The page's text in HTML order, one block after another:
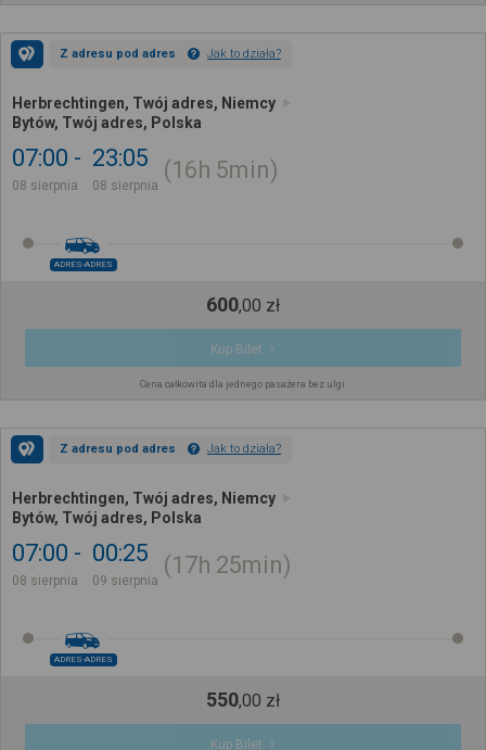
Z adresu pod adres Jak to działa?
Herbrechtingen, Twój adres, Niemcy
Bytów, Twój adres, Polska
07:00
08 sierpnia
23:05
08 sierpnia
16h 5min
ADRES-ADRES
600,00 zł
Kup Bilet
Cena całkowita dla jednego pasażera bez ulgi
Z adresu pod adres Jak to działa?
Herbrechtingen, Twój adres, Niemcy
Bytów, Twój adres, Polska
07:00
08 sierpnia
00:25
09 sierpnia
17h 25min
ADRES-ADRES
550,00 zł
Kup Bilet